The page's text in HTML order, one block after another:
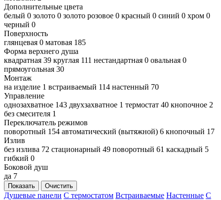
Дополнительные цвета
белый 0 золото 0 золото розовое 0 красный 0 синий 0 хром 0
черный 0
Поверхность
глянцевая 0 матовая 185
Форма верхнего душа
квадратная 39 круглая 111 нестандартная 0 овальная 0
прямоугольная 30
Монтаж
на изделие 1 встраиваемый 114 настенный 70
Управление
однозахватное 143 двухзахватное 1 термостат 40 кнопочное 2
без смесителя 1
Переключатель режимов
поворотный 154 автоматический (вытяжной) 6 кнопочный 17
Излив
без излива 72 стационарный 49 поворотный 61 каскадный 5
гибкий 0
Боковой душ
да 7
Показать Очистить
Душевые панели С термостатом Встраиваемые Настенные С